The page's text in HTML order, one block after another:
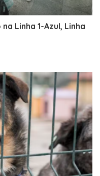
Linha 1-Azul, Linha